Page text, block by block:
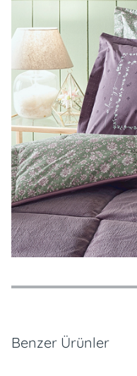
Özellikler
Ödeme Seçenekleri
Teslimat ve İade Koşulları
Benzer Ürünler